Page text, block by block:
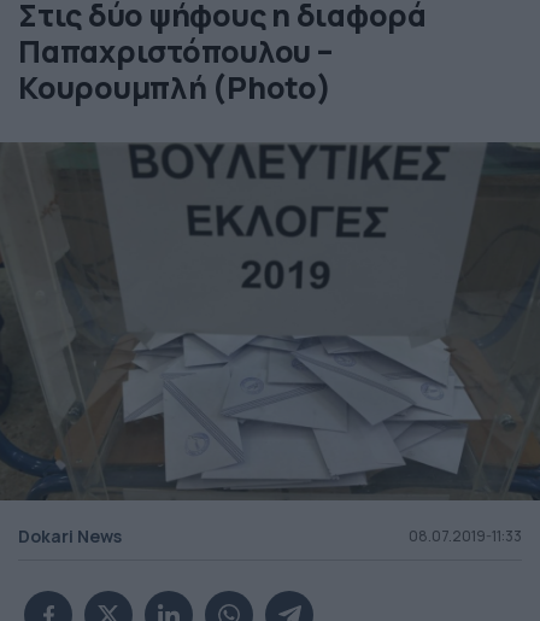
Στις δύο ψήφους η διαφορά
Παπαχριστόπουλου –
Κουρουμπλή (Photo)
Dokari News 08.07.2019-11:33